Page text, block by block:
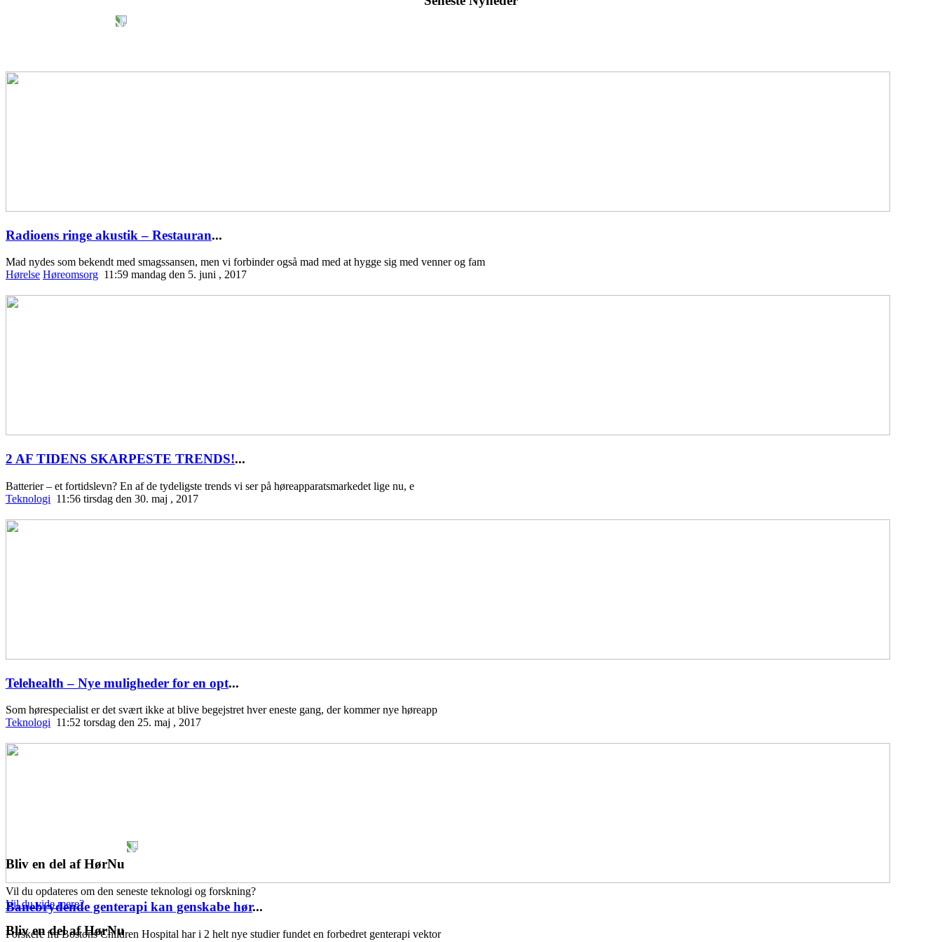
Radioens ringe akustik – Restauran...
Mad nydes som bekendt med smagssansen, men vi forbinder også mad med at hygge sig med venner og fam
Hørelse Høreomsorg 11:59 mandag den 5. juni , 2017
2 AF TIDENS SKARPESTE TRENDS!...
Batterier – et fortidslevn? En af de tydeligste trends vi ser på høreapparatsmarkedet lige nu, e
Teknologi 11:56 tirsdag den 30. maj , 2017
Telehealth – Nye muligheder for en opt...
Som hørespecialist er det svært ikke at blive begejstret hver eneste gang, der kommer nye høreapp
Teknologi 11:52 torsdag den 25. maj , 2017
Banebrydende genterapi kan genskabe hør...
Forskere fra Bostons Children Hospital har i 2 helt nye studier fundet en forbedret genterapi vektor
Bliv en del af HørNu
Vil du opdateres om den seneste teknologi og forskning?
Vil du vide mere?
Bliv en del af HørNu